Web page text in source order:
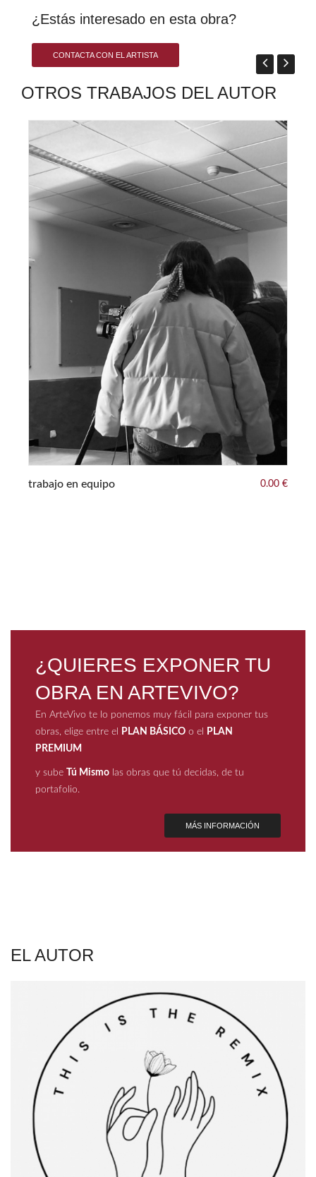
¿Estás interesado en esta obra?
CONTACTA CON EL ARTISTA
OTROS TRABAJOS DEL AUTOR
trabajo en equipo 0.00 €
¿QUIERES EXPONER TU
OBRA EN ARTEVIVO?
En ArteVivo te lo ponemos muy fácil para exponer tus
obras, elige entre el
PLAN BÁSICO o el
PLAN
PREMIUM
y sube Tú Mismo las obras que tú decidas, de tu
portafolio.
MÁS INFORMACIÓN
EL AUTOR